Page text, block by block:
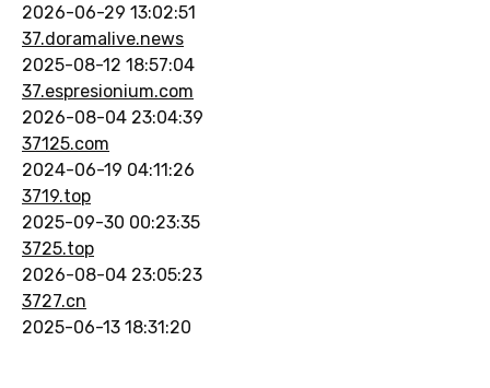
2026-06-29 13:02:51
37.doramalive.news
2025-08-12 18:57:04
37.espresionium.com
2026-08-04 23:04:39
37125.com
2024-06-19 04:11:26
3719.top
2025-09-30 00:23:35
3725.top
2026-08-04 23:05:23
3727.cn
2025-06-13 18:31:20